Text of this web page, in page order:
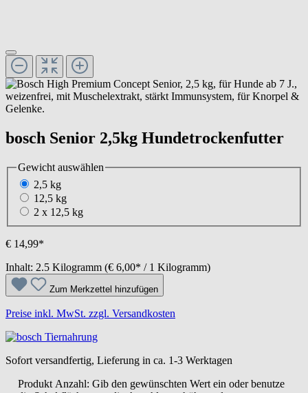
bosch Senior 2,5kg Hundetrockenfutter
Gewicht auswählen
2,5 kg
12,5 kg
2 x 12,5 kg
€ 14,99*
Inhalt: 2.5 Kilogramm (€ 6,00* / 1 Kilogramm)
Zum Merkzettel hinzufügen
Preise inkl. MwSt. zzgl. Versandkosten
Sofort versandfertig, Lieferung in ca. 1-3 Werktagen
Produkt Anzahl: Gib den gewünschten Wert ein oder benutze